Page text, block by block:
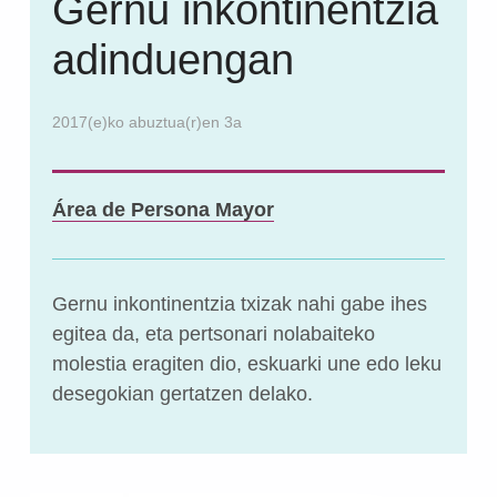
Gernu inkontinentzia
adinduengan
2017(e)ko abuztua(r)en 3a
Área de Persona Mayor
Gernu inkontinentzia txizak nahi gabe ihes
egitea da, eta pertsonari nolabaiteko
molestia eragiten dio, eskuarki une edo leku
desegokian gertatzen delako.